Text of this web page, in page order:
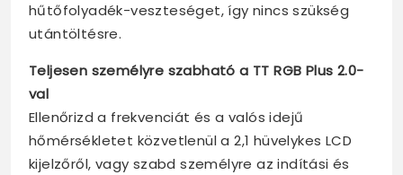
hűtőfolyadék-veszteséget, így nincs szükség
utántöltésre.
Teljesen személyre szabható a TT RGB Plus 2.0-
val
Ellenőrizd a frekvenciát és a valós idejű
hőmérsékletet közvetlenül a 2,1 hüvelykes LCD
kijelzőről, vagy szabd személyre az indítási és